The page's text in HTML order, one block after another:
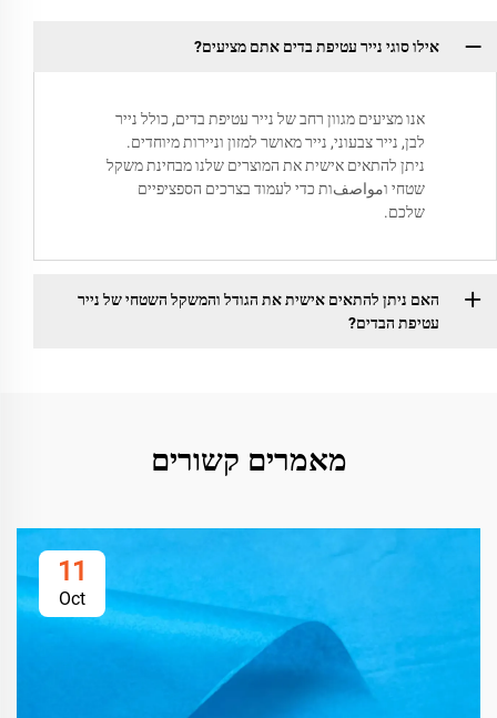
אילו סוגי נייר עטיפת בדים אתם מציעים?
אנו מציעים מגוון רחב של נייר עטיפת בדים, כולל נייר
לבן, נייר צבעוני, נייר מאושר למזון וניירות מיוחדים.
ניתן להתאים אישית את המוצרים שלנו מבחינת משקל
שטחי וمواصفות כדי לעמוד בצרכים הספציפיים
שלכם.
האם ניתן להתאים אישית את הגודל והמשקל השטחי של נייר
עטיפת הבדים?
מאמרים קשורים
11
Oct